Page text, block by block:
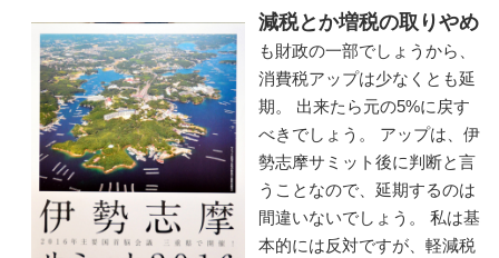
減税とか増税の取りやめ
も財政の一部でしょうから、
消費税アップは少なくとも延
期。 出来たら元の5%に戻す
べきでしょう。 アップは、伊
勢志摩サミット後に判断と言
うことなので、延期するのは
間違いないでしょう。 私は基
本的には反対ですが、軽減税